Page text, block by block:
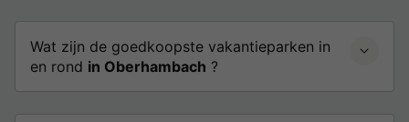
Wat zijn de goedkoopste vakantieparken in
en rond in Oberhambach ?